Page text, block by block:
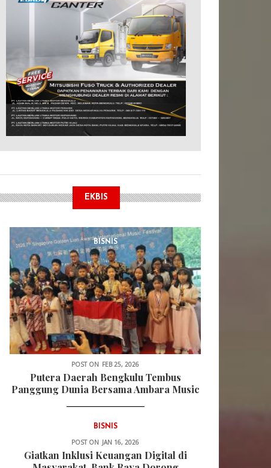
EKBIS
BISNIS
POST ON FEB 25, 2026
Putera Daerah Bengkulu Tembus
Panggung Dunia Bersama Ambara Music
BISNIS
POST ON JAN 16, 2026
Giatkan Inklusi Keuangan Digital di